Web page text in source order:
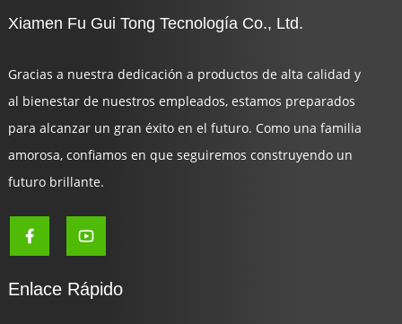
Xiamen Fu Gui Tong Tecnología Co., Ltd.
Gracias a nuestra dedicación a productos de alta calidad y
al bienestar de nuestros empleados, estamos preparados
para alcanzar un gran éxito en el futuro. Como una familia
amorosa, confiamos en que seguiremos construyendo un
futuro brillante.
Enlace Rápido